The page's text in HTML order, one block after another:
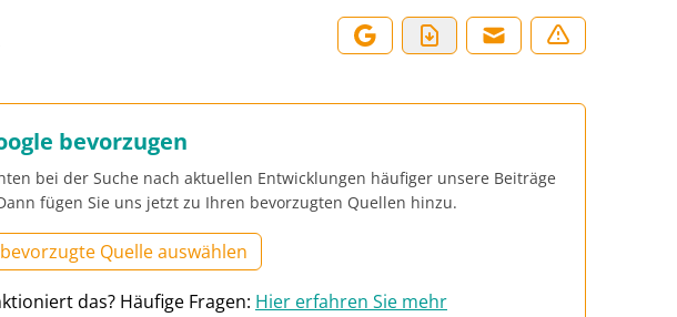
bevorzugen
bei der Suche nach aktuellen Entwicklungen häufiger unsere Beiträge
fügen Sie uns jetzt zu Ihren bevorzugten Quellen hinzu.
Quelle auswählen
das? Häufige Fragen: Hier erfahren Sie mehr